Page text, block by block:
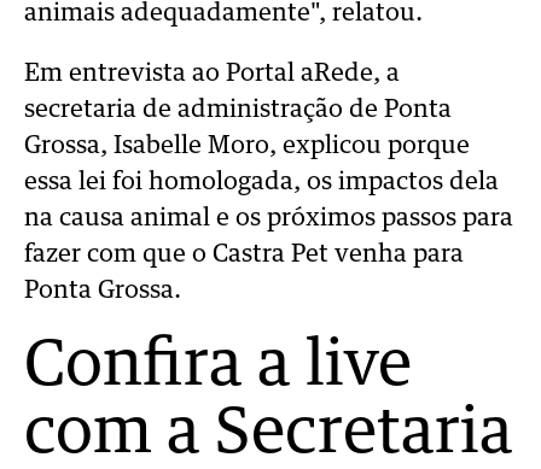
animais adequadamente", relatou.
Em entrevista ao Portal aRede, a
secretaria de administração de Ponta
Grossa, Isabelle Moro, explicou porque
essa lei foi homologada, os impactos dela
na causa animal e os próximos passos para
fazer com que o Castra Pet venha para
Ponta Grossa.
Confira a live
com a Secretaria